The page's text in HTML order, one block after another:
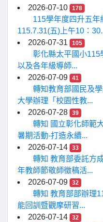
2026-07-10 178
115學年度四升五年
115.7.31(五)上午10：
2026-07-31
105
彰化縣太平國小115
以及各年級導師...
2026-07-09
41
轉知教育部國民及
大學辦理「校園性教...
2026-07-28
39
轉知 國立彰化師範
暑期活動-打造永續...
2026-07-14
33
轉知 教育部委託方
年教師節敬師徵稿活...
2026-07-09
32
轉知 教育部部辦理
能回訓暨觀摩研習...
2026-07-14
32